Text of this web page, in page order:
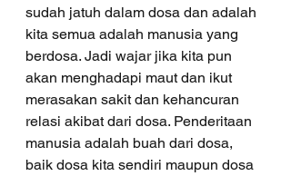
sudah jatuh dalam dosa dan adalah
kita semua adalah manusia yang
berdosa. Jadi wajar jika kita pun
akan menghadapi maut dan ikut
merasakan sakit dan kehancuran
relasi akibat dari dosa. Penderitaan
manusia adalah buah dari dosa,
baik dosa kita sendiri maupun dosa